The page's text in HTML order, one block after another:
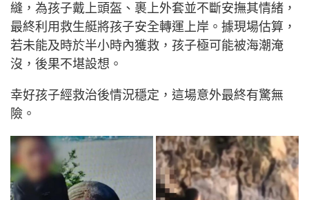
縫，為孩子戴上頭盔、裹上外套並不斷安撫其情緒，
最終利用救生艇將孩子安全轉運上岸。據現場估算，
若未能及時於半小時內獲救，孩子極可能被海潮淹
沒，後果不堪設想。
幸好孩子經救治後情況穩定，這場意外最終有驚無
險。